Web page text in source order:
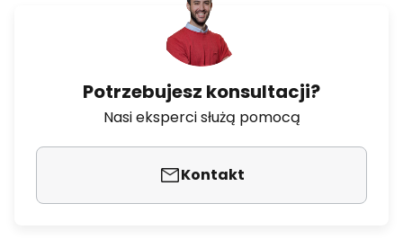
Potrzebujesz konsultacji?
Nasi eksperci służą pomocą
Kontakt